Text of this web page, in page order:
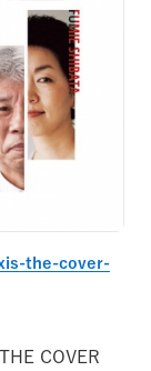
the-cover-
COVER